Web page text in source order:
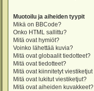
Muotoilu ja aiheiden tyypit
Mikä on BBCode?
Onko HTML sallittu?
Mitä ovat hymiöt?
Voinko lähettää kuvia?
Mitä ovat globaalit tiedotteet?
Mitä ovat tiedotteet?
Mitä ovat kiinnitetyt viestiketjut
Mitä ovat lukitut viestiketjut?
Mitä ovat aiheiden kuvakkeet?